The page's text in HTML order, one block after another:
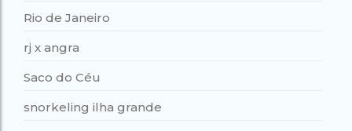
Rio de Janeiro
rj x angra
Saco do Céu
snorkeling ilha grande